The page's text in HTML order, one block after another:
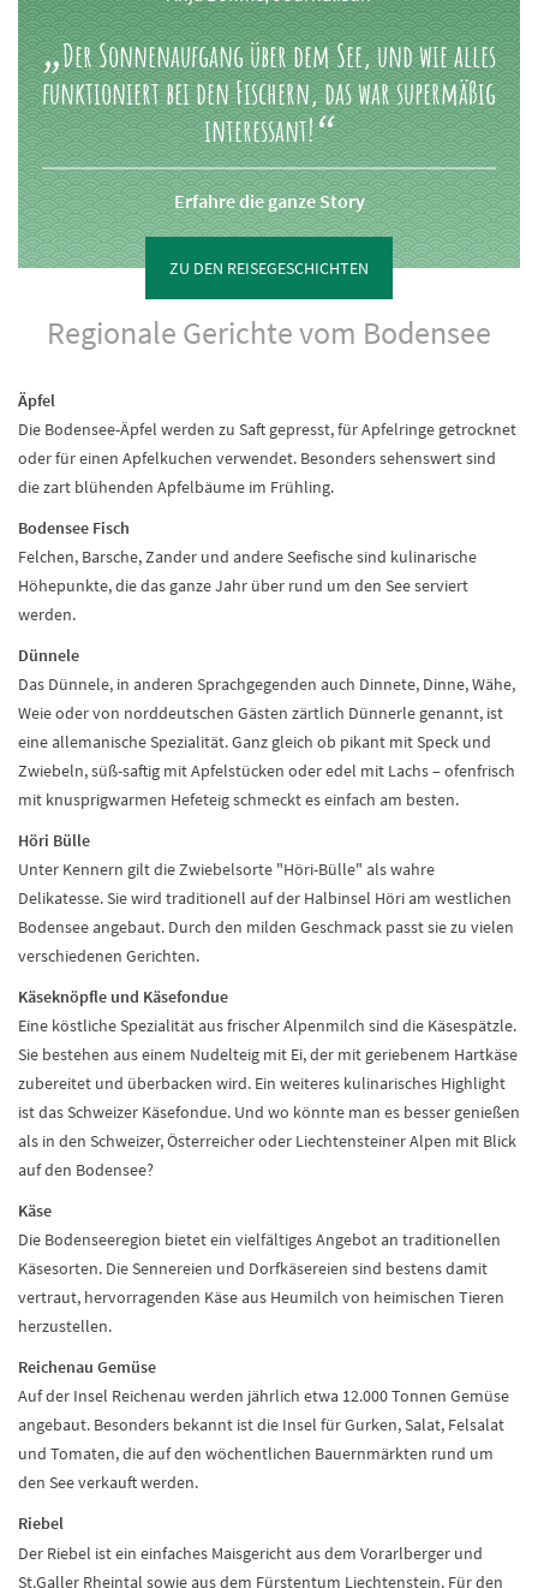
Der Sonnenaufgang über dem See, und wie alles
funktioniert bei den Fischern, das war supermäßig
interessant!
Erfahre die ganze Story
ZU DEN REISEGESCHICHTEN
Regionale Gerichte vom Bodensee
Äpfel
Die Bodensee-Äpfel werden zu Saft gepresst, für Apfelringe getrocknet
oder für einen Apfelkuchen verwendet. Besonders sehenswert sind
die zart blühenden Apfelbäume im Frühling.
Bodensee Fisch
Felchen, Barsche, Zander und andere Seefische sind kulinarische
Höhepunkte, die das ganze Jahr über rund um den See serviert
werden.
Dünnele
Das Dünnele, in anderen Sprachgegenden auch Dinnete, Dinne, Wähe,
Weie oder von norddeutschen Gästen zärtlich Dünnerle genannt, ist
eine allemanische Spezialität. Ganz gleich ob pikant mit Speck und
Zwiebeln, süß-saftig mit Apfelstücken oder edel mit Lachs – ofenfrisch
mit knusprigwarmen Hefeteig schmeckt es einfach am besten.
Höri Bülle
Unter Kennern gilt die Zwiebelsorte "Höri-Bülle" als wahre
Delikatesse. Sie wird traditionell auf der Halbinsel Höri am westlichen
Bodensee angebaut. Durch den milden Geschmack passt sie zu vielen
verschiedenen Gerichten.
Käseknöpfle und Käsefondue
Eine köstliche Spezialität aus frischer Alpenmilch sind die Käsespätzle.
Sie bestehen aus einem Nudelteig mit Ei, der mit geriebenem Hartkäse
zubereitet und überbacken wird. Ein weiteres kulinarisches Highlight
ist das Schweizer Käsefondue. Und wo könnte man es besser genießen
als in den Schweizer, Österreicher oder Liechtensteiner Alpen mit Blick
auf den Bodensee?
Käse
Die Bodenseeregion bietet ein vielfältiges Angebot an traditionellen
Käsesorten. Die Sennereien und Dorfkäsereien sind bestens damit
vertraut, hervorragenden Käse aus Heumilch von heimischen Tieren
herzustellen.
Reichenau Gemüse
Auf der Insel Reichenau werden jährlich etwa 12.000 Tonnen Gemüse
angebaut. Besonders bekannt ist die Insel für Gurken, Salat, Felsalat
und Tomaten, die auf den wöchentlichen Bauernmärkten rund um
den See verkauft werden.
Riebel
Der Riebel ist ein einfaches Maisgericht aus dem Vorarlberger und
St.Galler Rheintal sowie aus dem Fürstentum Liechtenstein. Für den